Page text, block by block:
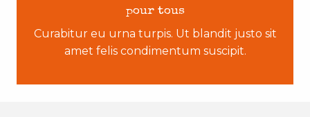
pour tous
Curabitur eu urna turpis. Ut blandit justo sit
amet felis condimentum suscipit.